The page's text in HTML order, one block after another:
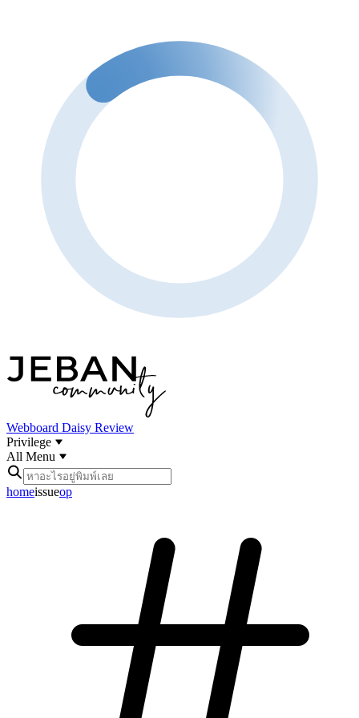
Webboard Daisy Review
Privilege
All Menu
homeissueop